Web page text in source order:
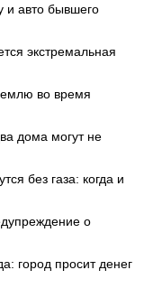
и авто бывшего
экстремальная
во время
дома могут не
без газа: когда и
о
город просит денег